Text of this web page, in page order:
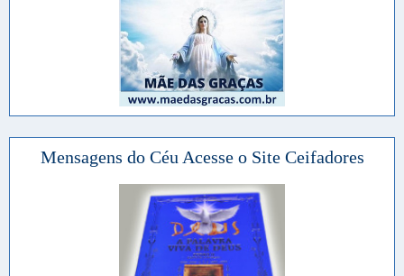
Mensagens do Céu Acesse o Site Ceifadores